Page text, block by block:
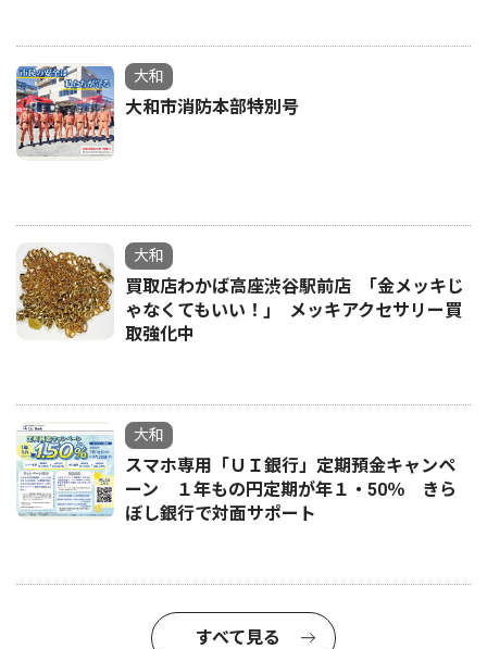
大和
大和市消防本部特別号
大和
買取店わかば高座渋谷駅前店 ｢金メッキじ
ゃなくてもいい！｣ メッキアクセサリー買
取強化中
大和
スマホ専用「ＵＩ銀行」定期預金キャンペ
ーン １年もの円定期が年１・50％ きら
ぼし銀行で対面サポート
すべて見る